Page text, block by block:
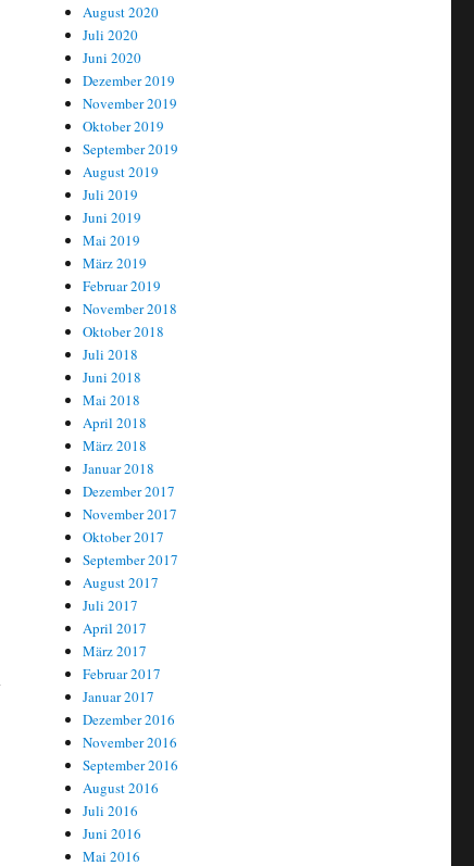
August 2020
Juli 2020
Juni 2020
Dezember 2019
November 2019
Oktober 2019
September 2019
August 2019
Juli 2019
Juni 2019
Mai 2019
März 2019
Februar 2019
November 2018
Oktober 2018
Juli 2018
Juni 2018
Mai 2018
April 2018
März 2018
Januar 2018
Dezember 2017
November 2017
Oktober 2017
September 2017
August 2017
Juli 2017
April 2017
März 2017
Februar 2017
Januar 2017
Dezember 2016
November 2016
September 2016
August 2016
Juli 2016
Juni 2016
Mai 2016